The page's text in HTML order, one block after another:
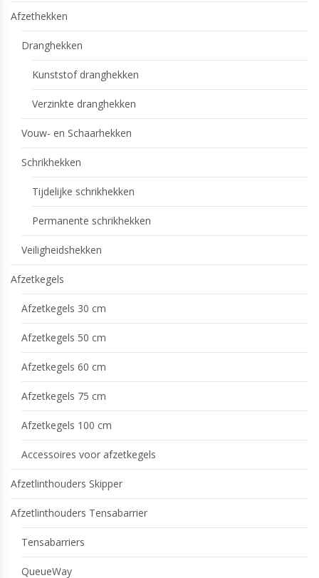
Afzethekken
Dranghekken
Kunststof dranghekken
Verzinkte dranghekken
Vouw- en Schaarhekken
Schrikhekken
Tijdelijke schrikhekken
Permanente schrikhekken
Veiligheidshekken
Afzetkegels
Afzetkegels 30 cm
Afzetkegels 50 cm
Afzetkegels 60 cm
Afzetkegels 75 cm
Afzetkegels 100 cm
Accessoires voor afzetkegels
Afzetlinthouders Skipper
Afzetlinthouders Tensabarrier
Tensabarriers
QueueWay